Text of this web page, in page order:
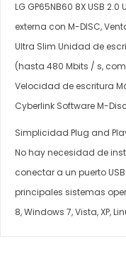
LG GP65NB60 8X USB
externa con M-DISC,
Ultra Slim Unidad de
(hasta 480 Mbits / s,
Velocidad de escritura
Cyberlink Software M-Disc
Simplicidad Plug and
No hay necesidad de
conectar a un puerto
principales sistemas
8, Windows 7, Vista, XP,